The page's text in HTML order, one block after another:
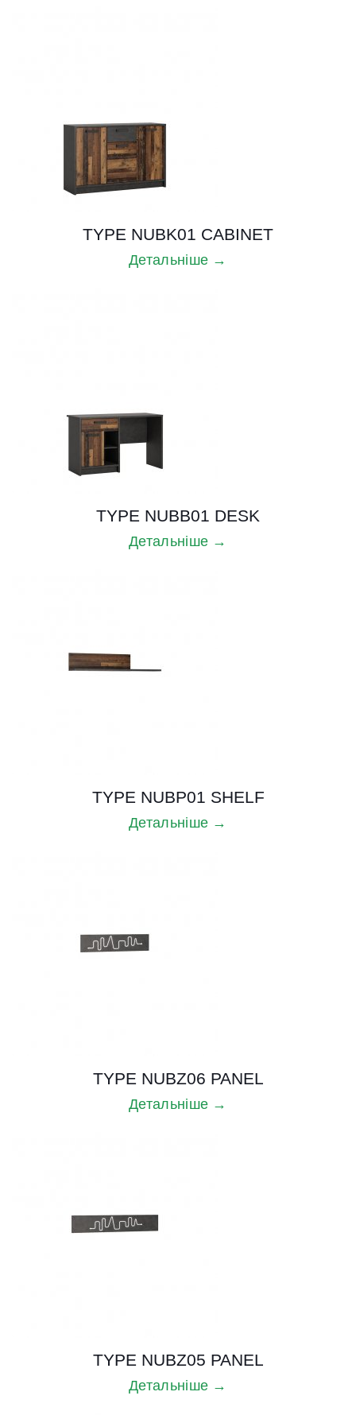
TYPE NUBK01 CABINET
Детальніше →
TYPE NUBB01 DESK
Детальніше →
TYPE NUBP01 SHELF
Детальніше →
TYPE NUBZ06 PANEL
Детальніше →
TYPE NUBZ05 PANEL
Детальніше →